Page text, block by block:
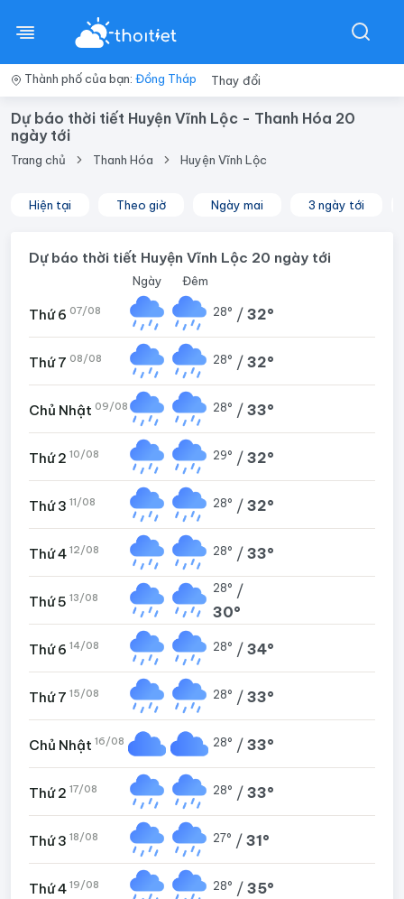
Thành phố của bạn: Đồng Tháp Thay đổi
Dự báo thời tiết Huyện Vĩnh Lộc - Thanh Hóa 20
ngày tới
Trang chủ Thanh Hóa Huyện Vĩnh Lộc
Hiện tại Theo giờ Ngày mai 3 ngày tới
Dự báo thời tiết Huyện Vĩnh Lộc 20 ngày tới
Ngày Đêm
Thứ 6 07/08 28° / 32°
Thứ 7 08/08 28° / 32°
Chủ Nhật 09/08 28° / 33°
Thứ 2 10/08 29° / 32°
Thứ 3 11/08 28° / 32°
Thứ 4 12/08 28° / 33°
Thứ 5 13/08
28° /
30°
Thứ 6 14/08 28° / 34°
Thứ 7 15/08 28° / 33°
Chủ Nhật 16/08 28° / 33°
Thứ 2 17/08 28° / 33°
Thứ 3 18/08 27° / 31°
Thứ 4 19/08 28° / 35°